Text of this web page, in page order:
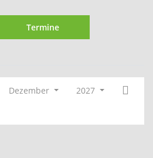
Termine
Dezember
2027